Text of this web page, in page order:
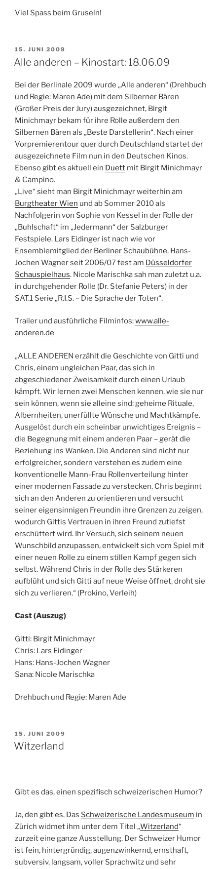
Viel Spass beim Gruseln!
VERÖFFENTLICHT
AM
15. JUNI 2009
Alle anderen – Kinostart: 18.06.09
Bei der Berlinale 2009 wurde „Alle anderen“ (Drehbuch
und Regie: Maren Ade) mit dem Silberner Bären
(Großer Preis der Jury) ausgezeichnet, Birgit
Minichmayr bekam für ihre Rolle außerdem den
Silbernen Bären als „Beste Darstellerin“. Nach einer
Vorpremierentour quer durch Deutschland startet der
ausgezeichnete Film nun in den Deutschen Kinos.
Ebenso gibt es aktuell ein Duett mit Birgit Minichmayr
& Campino.
„Live“ sieht man Birgit Minichmayr weiterhin am
Burgtheater Wien und ab Sommer 2010 als
Nachfolgerin von Sophie von Kessel in der Rolle der
„Buhlschaft“ im „Jedermann“ der Salzburger
Festspiele. Lars Eidinger ist nach wie vor
Ensemblemitglied der Berliner Schaubühne, Hans-
Jochen Wagner seit 2006/07 fest am Düsseldorfer
Schauspielhaus. Nicole Marischka sah man zuletzt u.a.
in durchgehender Rolle (Dr. Stefanie Peters) in der
SAT.1 Serie „R.I.S. – Die Sprache der Toten“.
Trailer und ausführliche Filminfos:www.alle-
anderen.de
„ALLE ANDEREN erzählt die Geschichte von Gitti und
Chris, einem ungleichen Paar, das sich in
abgeschiedener Zweisamkeit durch einen Urlaub
kämpft. Wir lernen zwei Menschen kennen, wie sie nur
sein können, wenn sie alleine sind: geheime Rituale,
Albernheiten, unerfüllte Wünsche und Machtkämpfe.
Ausgelöst durch ein scheinbar unwichtiges Ereignis –
die Begegnung mit einem anderen Paar – gerät die
Beziehung ins Wanken. Die Anderen sind nicht nur
erfolgreicher, sondern verstehen es zudem eine
konventionelle Mann-Frau Rollenverteilung hinter
einer modernen Fassade zu verstecken. Chris beginnt
sich an den Anderen zu orientieren und versucht
seiner eigensinnigen Freundin ihre Grenzen zu zeigen,
wodurch Gittis Vertrauen in ihren Freund zutiefst
erschüttert wird. Ihr Versuch, sich seinem neuen
Wunschbild anzupassen, entwickelt sich vom Spiel mit
einer neuen Rolle zu einem stillen Kampf gegen sich
selbst. Während Chris in der Rolle des Stärkeren
aufblüht und sich Gitti auf neue Weise öffnet, droht sie
sich zu verlieren.“ (Prokino, Verleih)
Cast (Auszug)
Gitti: Birgit Minichmayr
Chris: Lars Eidinger
Hans: Hans-Jochen Wagner
Sana: Nicole Marischka
Drehbuch und Regie: Maren Ade
VERÖFFENTLICHT
AM
15. JUNI 2009
Witzerland
Gibt es das, einen spezifisch schweizerischen Humor?
Ja, den gibt es. Das Schweizerische Landesmuseum in
Zürich widmet ihm unter dem Titel „Witzerland“
zurzeit eine ganze Ausstellung. Der Schweizer Humor
ist fein, hintergründig, augenzwinkernd, ernsthaft,
subversiv, langsam, voller Sprachwitz und sehr